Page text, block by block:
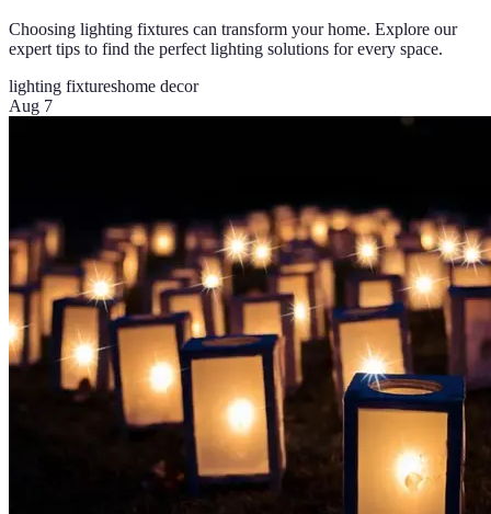
Choosing lighting fixtures can transform your home. Explore our
expert tips to find the perfect lighting solutions for every space.
lighting fixtureshome decor
Aug 7